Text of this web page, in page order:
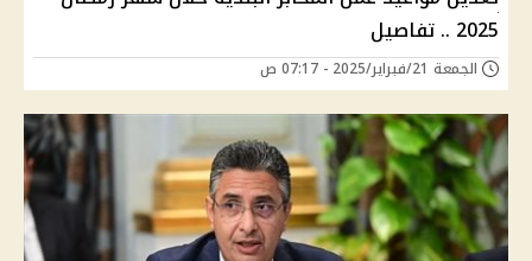
2025 .. تفاصيل
الجمعة 21/فبراير/2025 - 07:17 ص